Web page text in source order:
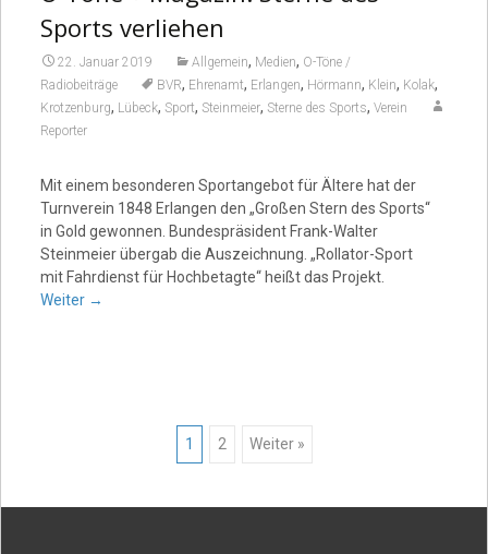
Sports verliehen
22. Januar 2019 Allgemein, Medien, O-Töne /
Radiobeiträge
BVR, Ehrenamt, Erlangen, Hörmann, Klein, Kolak,
Krotzenburg, Lübeck, Sport, Steinmeier, Sterne des Sports, Verein
Reporter
Mit einem besonderen Sportangebot für Ältere hat der
Turnverein 1848 Erlangen den „Großen Stern des Sports“
in Gold gewonnen. Bundespräsident Frank-Walter
Steinmeier übergab die Auszeichnung. „Rollator-Sport
mit Fahrdienst für Hochbetagte“ heißt das Projekt.
Weiter →
navigation
1 2 Weiter »